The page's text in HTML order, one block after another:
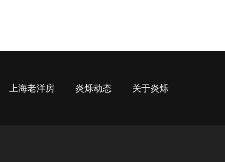
上海老洋房 炎烁动态 关于炎烁